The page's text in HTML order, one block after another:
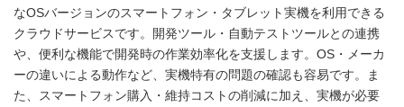
なOSバージョンのスマートフォン・タブレット実機を利用できる
クラウドサービスです。開発ツール・自動テストツールとの連携
や、便利な機能で開発時の作業効率化を支援します。OS・メーカ
ーの違いによる動作など、実機特有の問題の確認も容易です。ま
た、スマートフォン購入・維持コストの削減に加え、実機が必要